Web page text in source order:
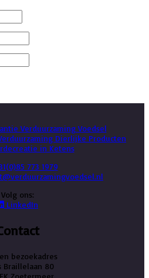
Verduurzaming Voedsel
Dierlijke Producten
in Ketens
773 1979
Volg ons:
LinkedIn
bezoekadres
Braillelaan 80
Zoetermeer